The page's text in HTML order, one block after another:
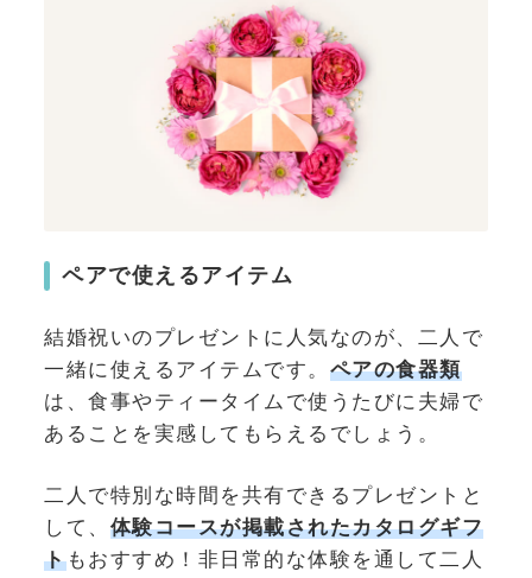
ペアで使えるアイテム
結婚祝いのプレゼントに人気なのが、二人で
一緒に使えるアイテムです。 ペアの食器類
は、食事やティータイムで使うたびに夫婦で
あることを実感してもらえるでしょう。
二人で特別な時間を共有できるプレゼントと
して、 体験コースが掲載されたカタログギフ
トもおすすめ！非日常的な体験を通して二人